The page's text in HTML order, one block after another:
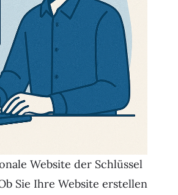
Website der Schlüssel
Sie Ihre Website erstellen